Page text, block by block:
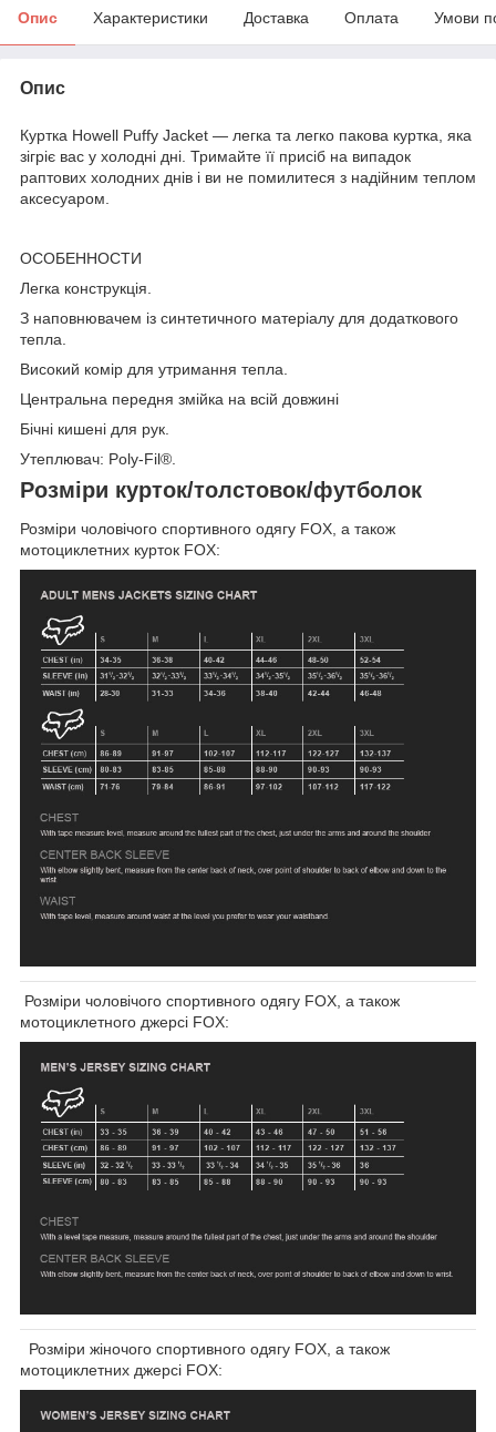
Опис Характеристики Доставка Оплата Умови
Опис
Куртка Howell Puffy Jacket — легка та легко пакова куртка, яка
зігріє вас у холодні дні. Тримайте її присіб на випадок
раптових холодних днів і ви не помилитеся з надійним теплом
аксесуаром.
ОСОБЕННОСТИ
Легка конструкція.
З наповнювачем із синтетичного матеріалу для додаткового
тепла.
Високий комір для утримання тепла.
Центральна передня змійка на всій довжині
Бічні кишені для рук.
Утеплювач: Poly-Fil®.
Розміри курток/толстовок/футболок
Розміри чоловічого спортивного одягу FOX, а також
мотоциклетних курток FOX:
Розміри чоловічого спортивного одягу FOX, а також
мотоциклетного джерсі FOX:
Розміри жіночого спортивного одягу FOX, а також
мотоциклетних джерсі FOX: